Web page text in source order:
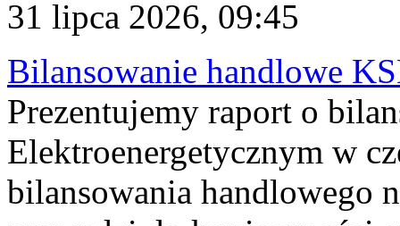
31 lipca 2026, 09:45
Bilansowanie handlowe
Prezentujemy raport o
Elektroenergetycznym w
bilansowania handlowego